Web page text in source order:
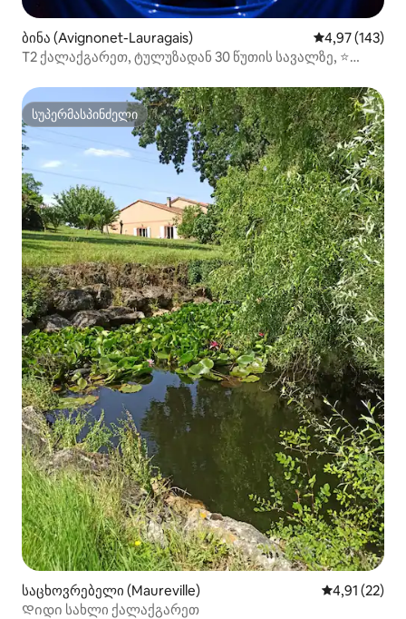
ბინა (Avignonet-Lauragais) საშუალო
4,97 (143)
T2 ქალაქგარეთ, ტულუზადან 30 წუთის სავალზე, ⭐
სუპერმასპინძელი
სუპერმასპინძელი
საცხოვრებელი (Maureville) საშუალო
4,91 (22)
Დიდი სახლი ქალაქგარეთ